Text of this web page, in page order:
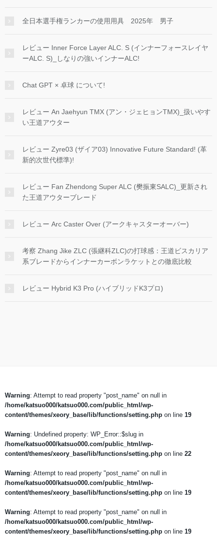
全日本選手権ランカーの使用用具 2025年 男子
レビュー Inner Force Layer ALC. S (インナーフォースレイヤ
ーALC. S)_しなりの強いインナーALC!
Chat GPT × 卓球 について!
レビュー An Jaehyun TMX (アン・ジェヒョンTMX)_扱いやす
い王道アウター
レビュー Zyre03 (ザイア03) Innovative Future Standard! (革
新的次世代標準)!
レビュー Fan Zhendong Super ALC (樊振東SALC)_更新され
た王道アウターブレード
レビュー Arc Caster Over (アークキャスターオーバー)
考察 Zhang Jike ZLC (張継科ZLC)の打球感：王道ビスカリア
系ブレードからインナーカーボンラケットとの徹底比較
レビュー Hybrid K3 Pro (ハイブリッドK3プロ)
Warning: Attempt to read property "post_name" on null in
/home/katsuo000/katsuo000.com/public_html/wp-
content/themes/xeory_base/lib/functions/setting.php on line 19
Warning: Undefined property: WP_Error::$slug in
/home/katsuo000/katsuo000.com/public_html/wp-
content/themes/xeory_base/lib/functions/setting.php on line 22
Warning: Attempt to read property "post_name" on null in
/home/katsuo000/katsuo000.com/public_html/wp-
content/themes/xeory_base/lib/functions/setting.php on line 19
Warning: Attempt to read property "post_name" on null in
/home/katsuo000/katsuo000.com/public_html/wp-
content/themes/xeory_base/lib/functions/setting.php on line 19